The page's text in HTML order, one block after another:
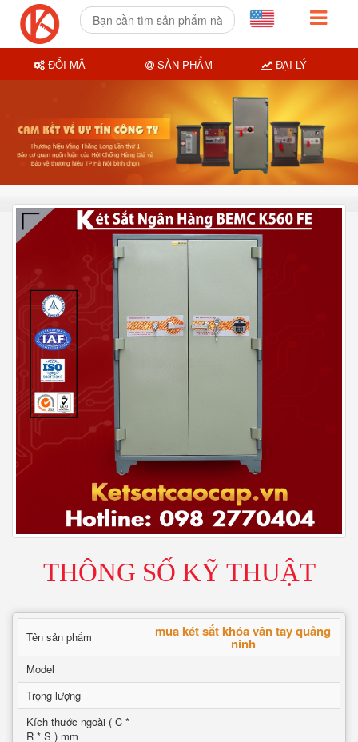
THÔNG SỐ KỸ THUẬT
Tên sản phẩm mua két sắt khóa vân tay quảng
ninh
Model
Trọng lượng
Kích thước ngoài ( C *
R * S ) mm
ĐỔI MÃ SẢN PHẨM ĐẠI LÝ